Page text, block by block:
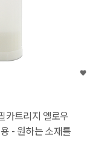
카트리지 엘로우
- 원하는 소재를